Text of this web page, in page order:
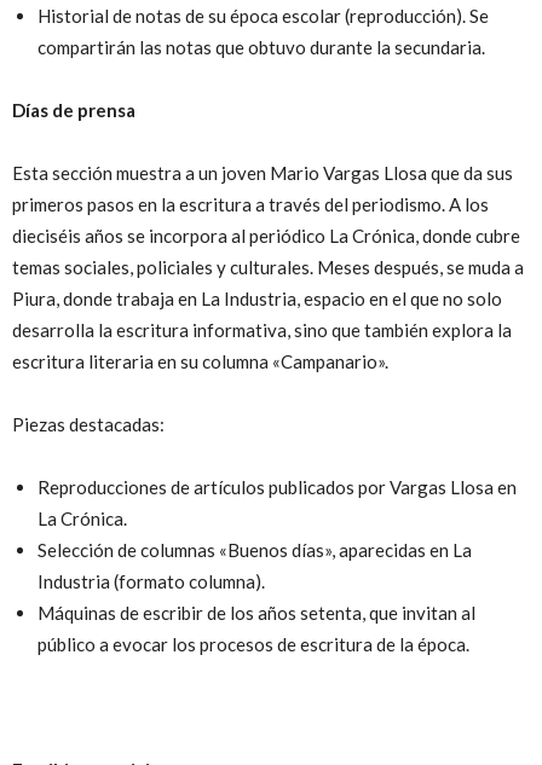
Historial de notas de su época escolar (reproducción). Se
compartirán las notas que obtuvo durante la secundaria.
Días de prensa
Esta sección muestra a un joven Mario Vargas Llosa que da sus
primeros pasos en la escritura a través del periodismo. A los
dieciséis años se incorpora al periódico La Crónica, donde cubre
temas sociales, policiales y culturales. Meses después, se muda a
Piura, donde trabaja en La Industria, espacio en el que no solo
desarrolla la escritura informativa, sino que también explora la
escritura literaria en su columna «Campanario».
Piezas destacadas:
Reproducciones de artículos publicados por Vargas Llosa en
La Crónica.
Selección de columnas «Buenos días», aparecidas en La
Industria (formato columna).
Máquinas de escribir de los años setenta, que invitan al
público a evocar los procesos de escritura de la época.